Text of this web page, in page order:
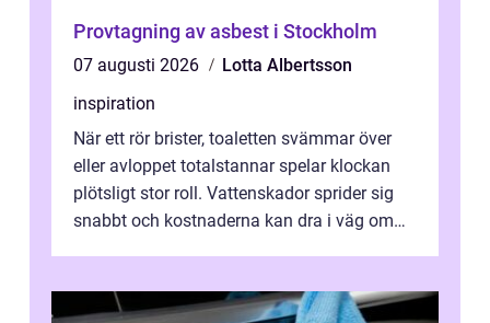
Provtagning av asbest i Stockholm
07 augusti 2026
Lotta Albertsson
inspiration
När ett rör brister, toaletten svämmar över
eller avloppet totalstannar spelar klockan
plötsligt stor roll. Vattenskador sprider sig
snabbt och kostnaderna kan dra i väg om